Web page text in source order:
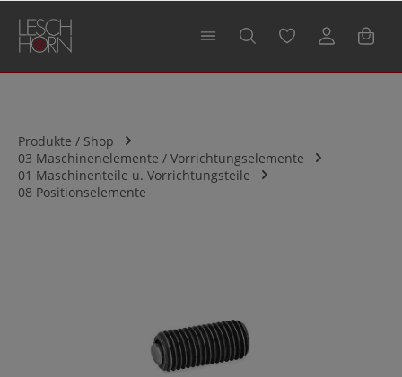
springen
Produkte / Shop
03 Maschinenelemente / Vorrichtungselemente
01 Maschinenteile u. Vorrichtungsteile
08 Positionselemente